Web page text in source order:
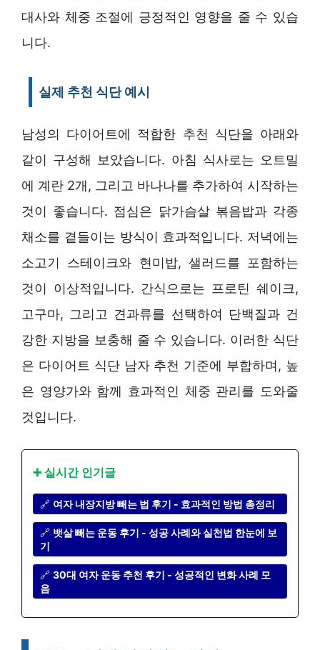
대사와 체중 조절에 긍정적인 영향을 줄 수 있습
니다.
실제 추천 식단 예시
남성의 다이어트에 적합한 추천 식단을 아래와
같이 구성해 보았습니다. 아침 식사로는 오트밀
에 계란 2개, 그리고 바나나를 추가하여 시작하는
것이 좋습니다. 점심은 닭가슴살 볶음밥과 각종
채소를 곁들이는 방식이 효과적입니다. 저녁에는
소고기 스테이크와 현미밥, 샐러드를 포함하는
것이 이상적입니다. 간식으로는 프로틴 쉐이크,
고구마, 그리고 견과류를 선택하여 단백질과 건
강한 지방을 보충해 줄 수 있습니다. 이러한 식단
은 다이어트 식단 남자 추천 기준에 부합하며, 높
은 영양가와 함께 효과적인 체중 관리를 도와줄
것입니다.
➕ 실시간 인기글
🔗 여자 내장지방 빼는 법 후기 - 효과적인 방법 총정리
🔗 뱃살 빼는 운동 후기 - 성공 사례와 실천법 한눈에 보
기
🔗 30대 여자 운동 추천 후기 - 성공적인 변화 사례 모
음